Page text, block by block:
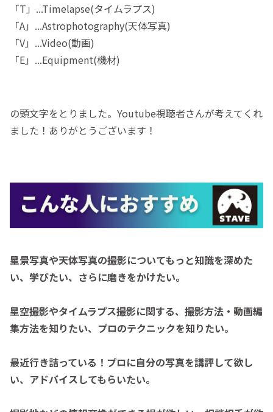
「T」...Timelapse(タイムラプス)
「A」...Astrophotography(天体写真)
「V」...Video(動画)
「E」...Equipment(機材)
の頭文字をとりました。Youtube視聴者さんが考えてくれ
ました！ありがとうございます！
星景写真や天体写真の撮影についてもっと知識を深めた
い、学びたい、さらに磨きをかけたい。
星空撮影やタイムラプス撮影に関する、撮影方法・動画編
集方法を知りたい、プロのテクニックを知りたい。
最近行き詰っている！プロに自分の写真を講評して欲し
い、アドバイスしてもらいたい。